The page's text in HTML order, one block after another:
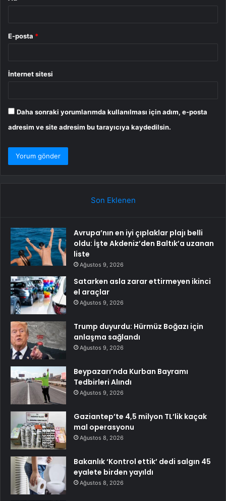
E-posta *
İnternet sitesi
Daha sonraki yorumlarımda kullanılması için adım, e-posta
adresim ve site adresim bu tarayıcıya kaydedilsin.
Son Eklenen
Avrupa’nın en iyi çıplaklar plajı belli
oldu: İşte Akdeniz’den Baltık’a uzanan
liste
Ağustos 9, 2026
Satarken asla zarar ettirmeyen ikinci
el araçlar
Ağustos 9, 2026
Trump duyurdu: Hürmüz Boğazı için
anlaşma sağlandı
Ağustos 9, 2026
Beypazarı’nda Kurban Bayramı
Tedbirleri Alındı
Ağustos 9, 2026
Gaziantep’te 4,5 milyon TL’lik kaçak
mal operasyonu
Ağustos 8, 2026
Bakanlık ‘Kontrol ettik’ dedi salgın 45
eyalete birden yayıldı
Ağustos 8, 2026